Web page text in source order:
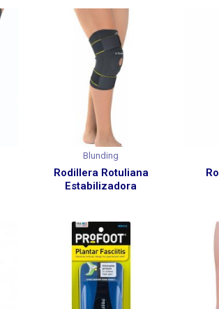
Blunding
Rodillera Rotuliana
Estabilizadora